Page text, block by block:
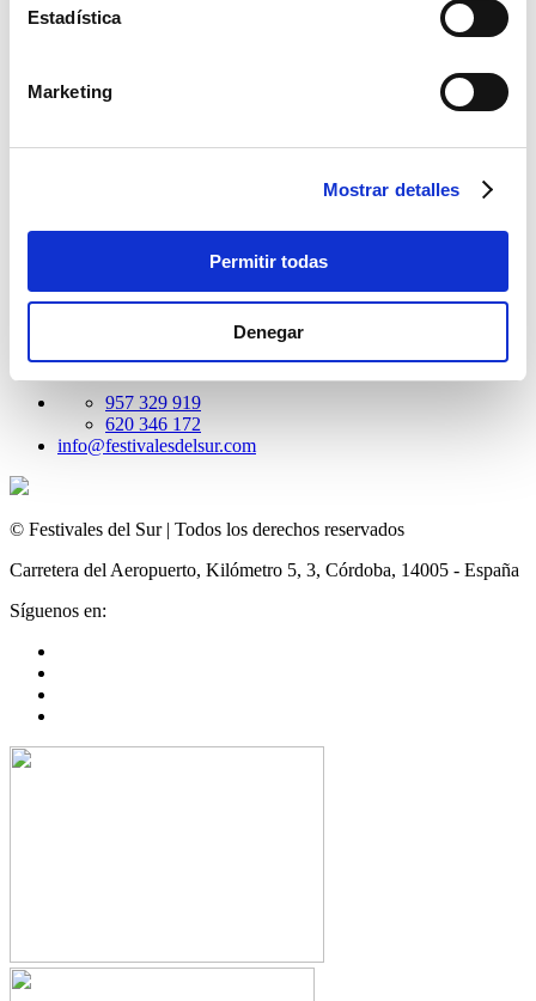
Estadística
Marketing
Mostrar detalles
Permitir todas
Denegar
Bautizos
Comuniones
alquiler de menaje alquiler de sillas mobiliario celebraciones Bodas Córdoba
eventos en córdoba festivales del sur
Eventoscórdoba
957 329 919
620 346 172
info@festivalesdelsur.com
© Festivales del Sur | Todos los derechos reservados
Carretera del Aeropuerto, Kilómetro 5, 3, Córdoba, 14005 - España
Síguenos en: